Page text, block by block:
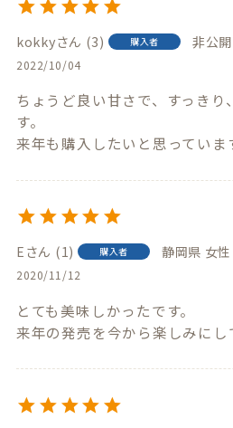
kokky 3 購入者 非公開
2022/10/04
ちょうど良い甘さで、すっきり
す。
来年も購入したいと思っていま
E 1 購入者 静岡県 女性
2020/11/12
とても美味しかったです。
来年の発売を今から楽しみにし